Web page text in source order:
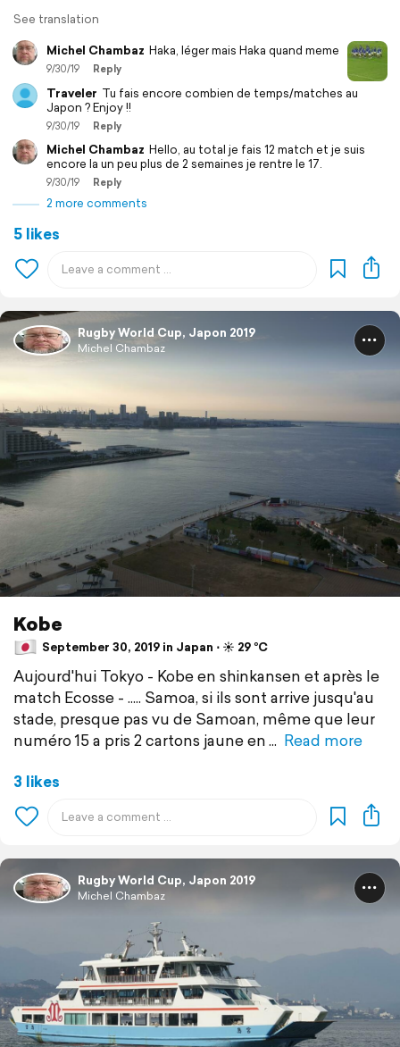
See translation
Michel Chambaz Haka, léger mais Haka quand meme
9/30/19 Reply
Traveler Tu fais encore combien de temps/matches au
Japon ? Enjoy !!
9/30/19 Reply
Michel Chambaz Hello, au total je fais 12 match et je suis
encore la un peu plus de 2 semaines je rentre le 17.
9/30/19 Reply
2 more comments
5 likes
Rugby World Cup, Japon 2019
Michel Chambaz
Kobe
September 30, 2019 in Japan ⋅ ☀️ 29 °C
Aujourd'hui Tokyo - Kobe en shinkansen et après le
match Ecosse - ..... Samoa, si ils sont arrive jusqu'au
stade, presque pas vu de Samoan, même que leur
numéro 15 a pris 2 cartons jaune en
Read more
3 likes
Rugby World Cup, Japon 2019
Michel Chambaz